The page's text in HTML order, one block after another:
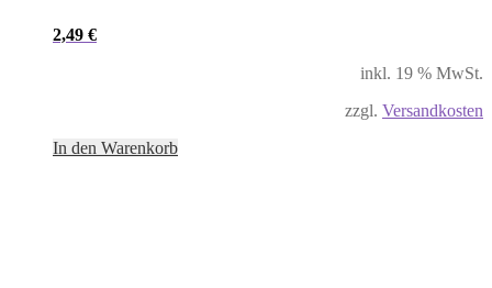
2,49 €
inkl. 19 % MwSt.
zzgl. Versandkosten
In den Warenkorb